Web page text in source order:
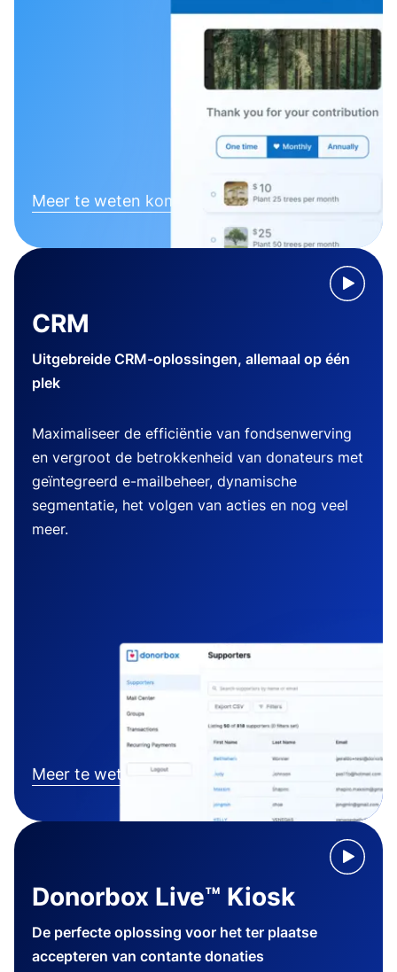
Meer te weten komen
CRM
Uitgebreide CRM-oplossingen, allemaal op één
plek
Maximaliseer de efficiëntie van fondsenwerving
en vergroot de betrokkenheid van donateurs met
geïntegreerd e-mailbeheer, dynamische
segmentatie, het volgen van acties en nog veel
meer.
Meer te weten komen
Donorbox Live™ Kiosk
De perfecte oplossing voor het ter plaatse
accepteren van contante donaties